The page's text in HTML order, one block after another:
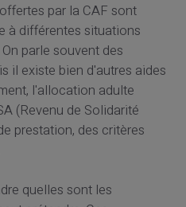
par la CAF sont
à différentes situations
parle souvent des
il existe bien d'autres aides
l'allocation adulte
(Revenu de Solidarité
prestation, des critères
quelles sont les